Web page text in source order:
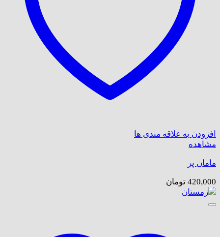
افزودن به علاقه مندی ها
مشاهده
مامان پر
420,000 تومان